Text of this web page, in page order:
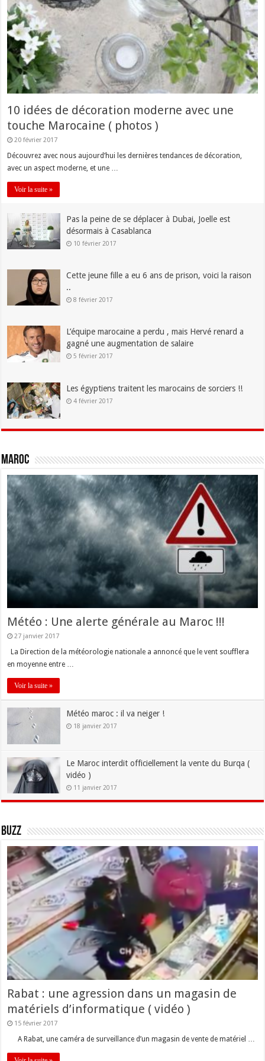
10 idées de décoration moderne avec une
touche Marocaine ( photos )
20 février 2017
Découvrez avec nous aujourd’hui les dernières tendances de décoration,
avec un aspect moderne, et une …
Voir la suite »
Pas la peine de se déplacer à Dubai, Joelle est
désormais à Casablanca
10 février 2017
Cette jeune fille a eu 6 ans de prison, voici la raison
..
8 février 2017
L’équipe marocaine a perdu , mais Hervé renard a
gagné une augmentation de salaire
5 février 2017
Les égyptiens traitent les marocains de sorciers !!
4 février 2017
Maroc
Météo : Une alerte générale au Maroc !!!
27 janvier 2017
La Direction de la météorologie nationale a annoncé que le vent soufflera
en moyenne entre …
Voir la suite »
Météo maroc : il va neiger !
18 janvier 2017
Le Maroc interdit officiellement la vente du Burqa (
vidéo )
11 janvier 2017
Buzz
Rabat : une agression dans un magasin de
matériels d’informatique ( vidéo )
15 février 2017
A Rabat, une caméra de surveillance d’un magasin de vente de matériel …